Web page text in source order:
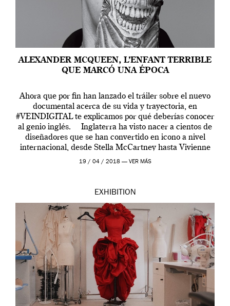
ALEXANDER MCQUEEN, L’ENFANT TERRIBLE
QUE MARCÓ UNA ÉPOCA
Ahora que por fin han lanzado el tráiler sobre el nuevo
documental acerca de su vida y trayectoria, en
#VEINDIGITAL te explicamos por qué deberías conocer
al genio inglés. Inglaterra ha visto nacer a cientos de
diseñadores que se han convertido en icono a nivel
internacional, desde Stella McCartney hasta Vivienne
Westwood pasando […]
19 / 04 / 2018 — VER MÁS
EXHIBITION